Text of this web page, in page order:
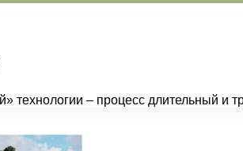
технологии – процесс длительный и